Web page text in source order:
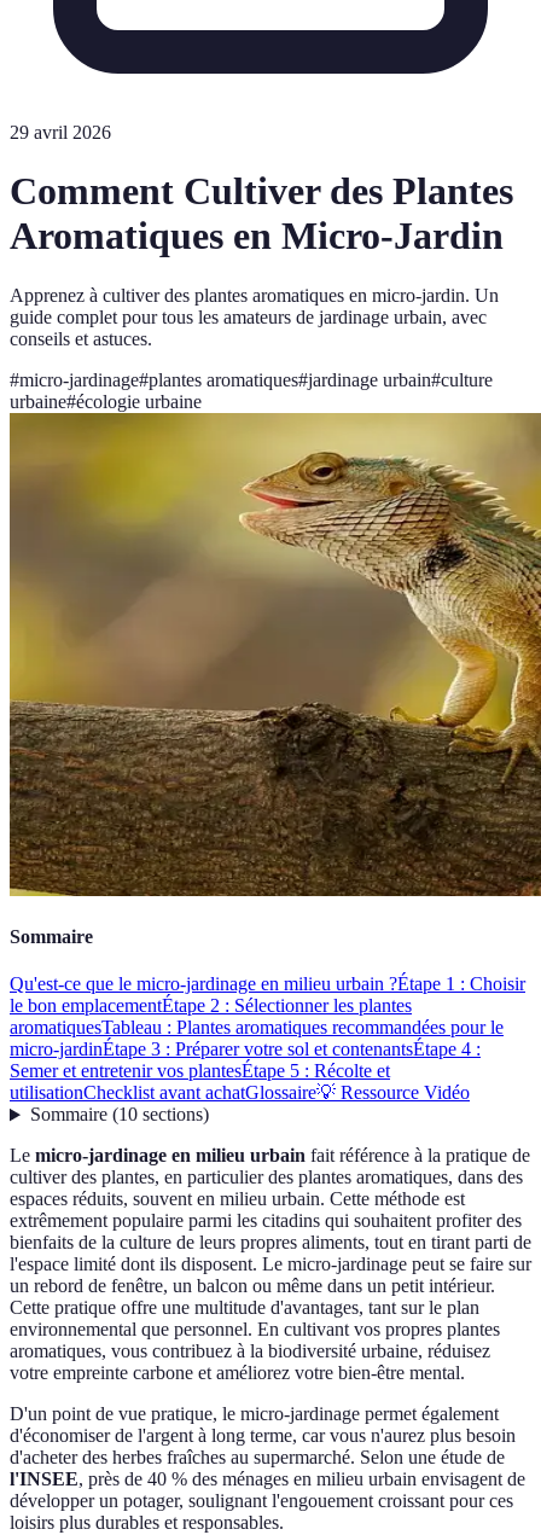
29 avril 2026
Comment Cultiver des Plantes
Aromatiques en Micro-Jardin
Apprenez à cultiver des plantes aromatiques en micro-jardin. Un
guide complet pour tous les amateurs de jardinage urbain, avec
conseils et astuces.
#micro-jardinage#plantes aromatiques#jardinage urbain#culture
urbaine#écologie urbaine
Sommaire
Qu'est-ce que le micro-jardinage en milieu urbain ?Étape 1 : Choisir
le bon emplacementÉtape 2 : Sélectionner les plantes
aromatiquesTableau : Plantes aromatiques recommandées pour le
micro-jardinÉtape 3 : Préparer votre sol et contenantsÉtape 4 :
Semer et entretenir vos plantesÉtape 5 : Récolte et
utilisationChecklist avant achatGlossaire💡 Ressource Vidéo
Sommaire(10 sections)
Le micro-jardinage en milieu urbain fait référence à la pratique de
cultiver des plantes, en particulier des plantes aromatiques, dans des
espaces réduits, souvent en milieu urbain. Cette méthode est
extrêmement populaire parmi les citadins qui souhaitent profiter des
bienfaits de la culture de leurs propres aliments, tout en tirant parti de
l'espace limité dont ils disposent. Le micro-jardinage peut se faire sur
un rebord de fenêtre, un balcon ou même dans un petit intérieur.
Cette pratique offre une multitude d'avantages, tant sur le plan
environnemental que personnel. En cultivant vos propres plantes
aromatiques, vous contribuez à la biodiversité urbaine, réduisez
votre empreinte carbone et améliorez votre bien-être mental.
D'un point de vue pratique, le micro-jardinage permet également
d'économiser de l'argent à long terme, car vous n'aurez plus besoin
d'acheter des herbes fraîches au supermarché. Selon une étude de
l'INSEE, près de 40 % des ménages en milieu urbain envisagent de
développer un potager, soulignant l'engouement croissant pour ces
loisirs plus durables et responsables.